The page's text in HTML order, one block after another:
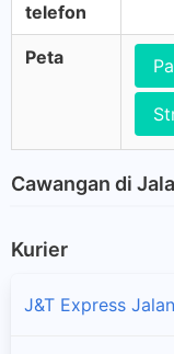
telefon
Peta
Cawangan di
Kurier
J&T Express